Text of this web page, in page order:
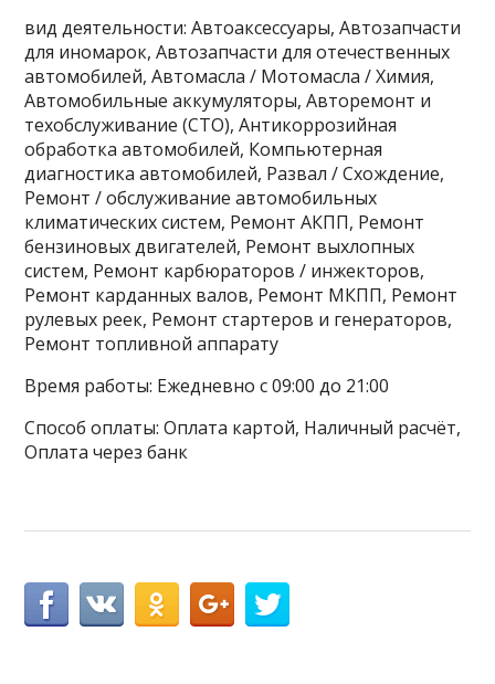
вид деятельности: Автоаксессуары, Автозапчасти
для иномарок, Автозапчасти для отечественных
автомобилей, Автомасла / Мотомасла / Химия,
Автомобильные аккумуляторы, Авторемонт и
техобслуживание (СТО), Антикоррозийная
обработка автомобилей, Компьютерная
диагностика автомобилей, Развал / Схождение,
Ремонт / обслуживание автомобильных
климатических систем, Ремонт АКПП, Ремонт
бензиновых двигателей, Ремонт выхлопных
систем, Ремонт карбюраторов / инжекторов,
Ремонт карданных валов, Ремонт МКПП, Ремонт
рулевых реек, Ремонт стартеров и генераторов,
Ремонт топливной аппарату
Время работы: Ежедневно с 09:00 до 21:00
Способ оплаты: Оплата картой, Наличный расчёт,
Оплата через банк